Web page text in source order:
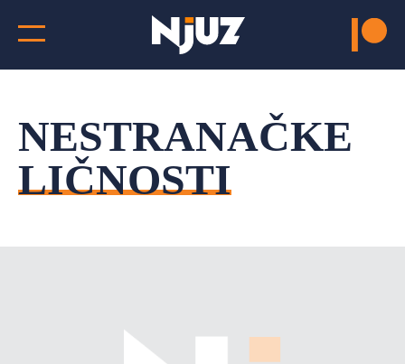
NESTRANAČKE
LIČNOSTI